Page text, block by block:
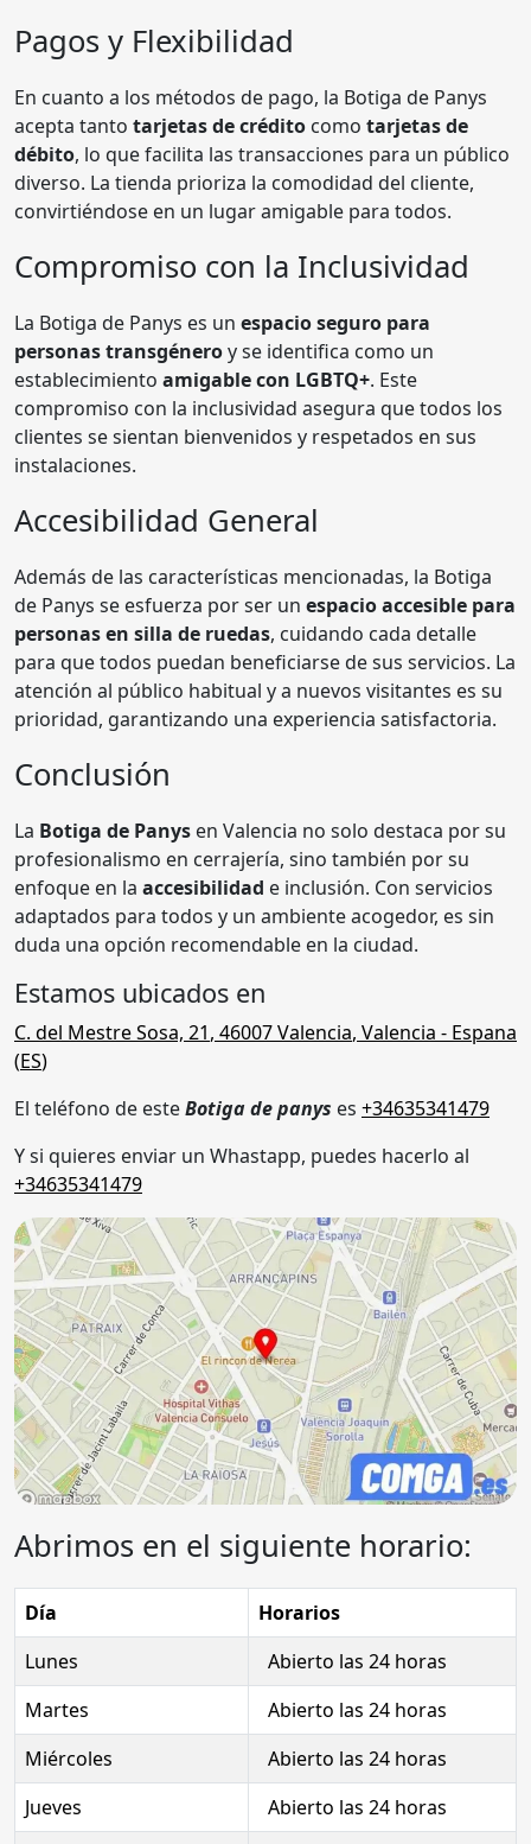
Pagos y Flexibilidad
En cuanto a los métodos de pago, la Botiga de Panys
acepta tanto tarjetas de crédito como tarjetas de
débito, lo que facilita las transacciones para un público
diverso. La tienda prioriza la comodidad del cliente,
convirtiéndose en un lugar amigable para todos.
Compromiso con la Inclusividad
La Botiga de Panys es un espacio seguro para
personas transgéneroy se identifica como un
establecimiento amigable con LGBTQ+. Este
compromiso con la inclusividad asegura que todos los
clientes se sientan bienvenidos y respetados en sus
instalaciones.
Accesibilidad General
Además de las características mencionadas, la Botiga
de Panys se esfuerza por ser un espacio accesible para
personas en silla de ruedas, cuidando cada detalle
para que todos puedan beneficiarse de sus servicios. La
atención al público habitual y a nuevos visitantes es su
prioridad, garantizando una experiencia satisfactoria.
Conclusión
La Botiga de Panys en Valencia no solo destaca por su
profesionalismo en cerrajería, sino también por su
enfoque en la accesibilidad e inclusión. Con servicios
adaptados para todos y un ambiente acogedor, es sin
duda una opción recomendable en la ciudad.
Estamos ubicados en
C. del Mestre Sosa, 21, 46007Valencia, Valencia - Espana
(ES)
El teléfono de esteBotiga de panys es +34635341479
Y si quieres enviar un Whastapp, puedes hacerlo al
+34635341479
Abrimos en el siguiente horario:
Día
Horarios
Lunes
Abierto las 24 horas
Martes
Abierto las 24 horas
Miércoles
Abierto las 24 horas
Jueves
Abierto las 24 horas